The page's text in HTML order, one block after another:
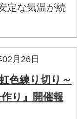
定な気温が続
月26日
色練り切り～
り』開催報